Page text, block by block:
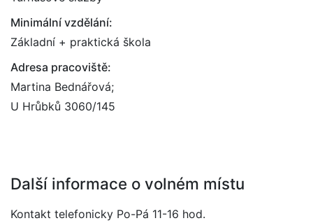
Minimální vzdělání:
Základní + praktická škola
Adresa pracoviště:
Martina Bednářová;
U Hrůbků 3060/145
Další informace o volném místu
Kontakt telefonicky Po-Pá 11-16 hod.